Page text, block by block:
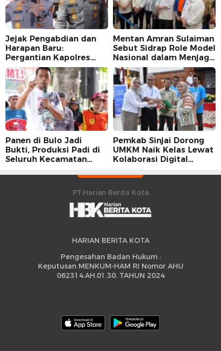
Jejak Pengabdian dan
Harapan Baru:
Pergantian Kapolres
Sidrap dalam Perspektif
Karier Dua Perwira
Mentan Amran Sulaiman
Sebut Sidrap Role Model
Nasional dalam Menjaga
Stabilitas Harga Telur
Panen di Bulo Jadi
Bukti, Produksi Padi di
Seluruh Kecamatan
Peningkatan
Pemkab Sinjai Dorong
UMKM Naik Kelas Lewat
Kolaborasi Digital
PT.Harian Berita Kota
HARIAN BERITA KOTA
Pengesahan Badan Hukum :
Keputusan MENKUM-HAM RI Nomor AHU
062314.AH.01.30. TAHUN 2024